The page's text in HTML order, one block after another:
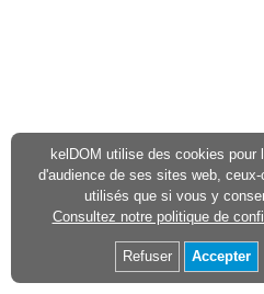
kelDOM utilise des cookies pour
d'audience de ses sites web,
utilisés que si vous y
Consultez notre politique de
Refuser Accepter